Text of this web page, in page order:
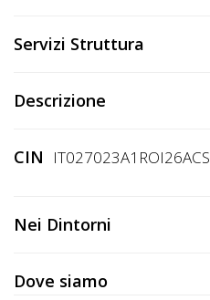
Accedi
Registrati
Servizi Struttura
Descrizione
CIN IT027023A1ROI26ACS
Nei Dintorni
Dove siamo